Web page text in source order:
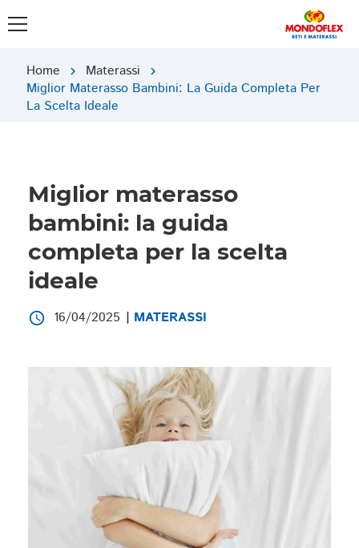
Home chevron_right Materassi chevron_right
Miglior Materasso Bambini: La Guida Completa Per
La Scelta Ideale
Miglior materasso
bambini: la guida
completa per la scelta
ideale
access_time 16/04/2025 | MATERASSI